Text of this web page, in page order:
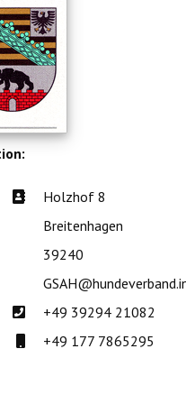
Adresse:
Holzhof 8
Breitenhagen
39240
Telefon:
+49 39294 21082
Mobil:+49 177 7865295